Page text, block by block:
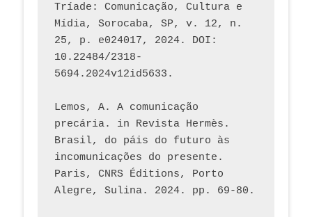
Tríade: Comunicação, Cultura e
Mídia, Sorocaba, SP, v. 12, n.
25, p. e024017, 2024. DOI:
10.22484/2318-
5694.2024v12id5633.
Lemos, A. A comunicação
precária. in Revista Hermès.
Brasil, do páis do futuro às
incomunicações do presente.
Paris, CNRS Éditions, Porto